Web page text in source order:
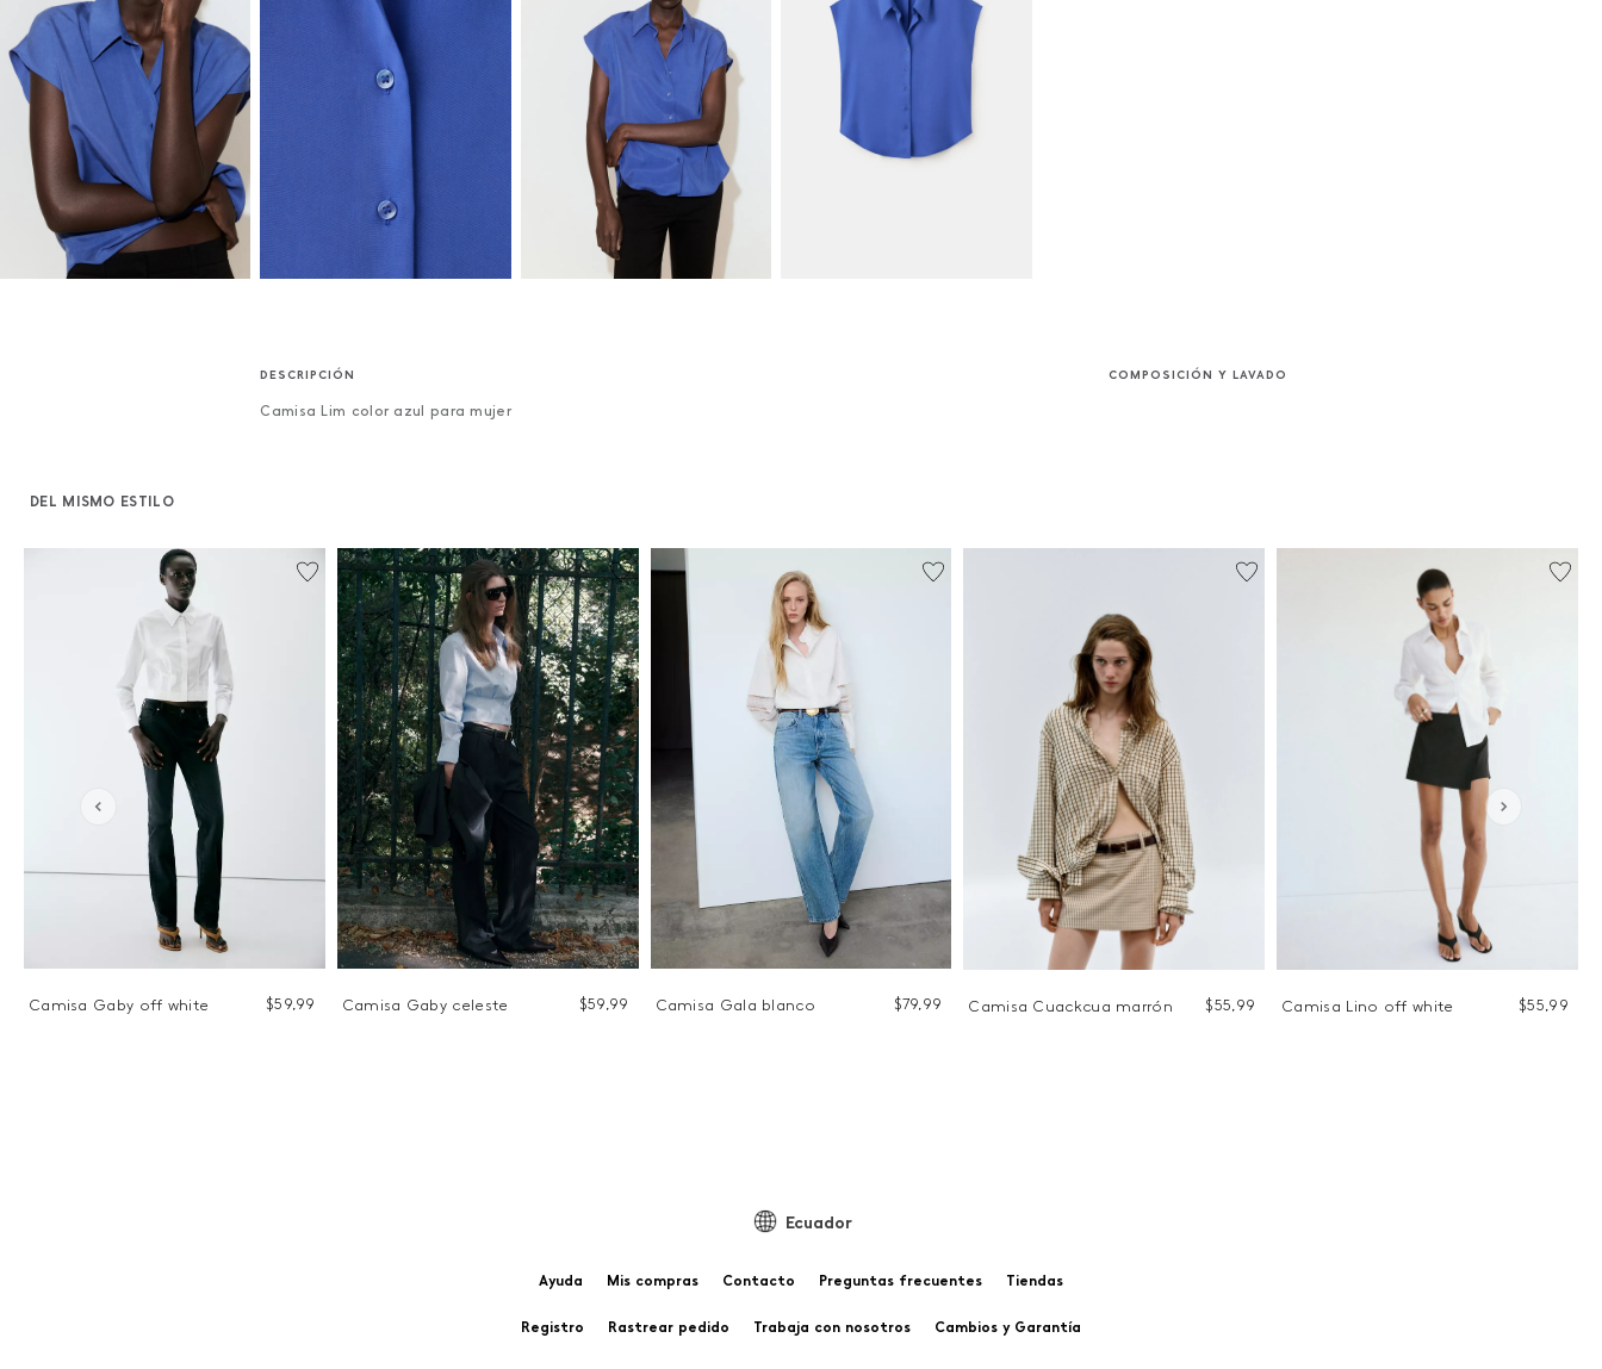
Camisa Lim color azul para mujer
COMPOSICIÓN Y LAVADO
DEL MISMO ESTILO
Camisa Gaby off white $59,99 Camisa Gaby celeste $59,99 Camisa Gala blanco $79,99 Camisa Cuackcua marrón $55 99 Camisa Lino off white $55 99
Ecuador
Ayuda Mis compras Contacto Preguntas frecuentes Tiendas
Registro Rastrear pedido Trabaja con nosotros Cambios y Garantía